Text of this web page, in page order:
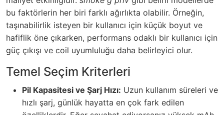
bu faktörlerin her biri farklı ağırlıkta olabilir. Örneğin,
taşınabilirlik isteyen bir kullanıcı için küçük boyut ve
hafiflik öne çıkarken, performans odaklı bir kullanıcı için
güç çıkışı ve coil uyumluluğu daha belirleyici olur.
Temel Seçim Kriterleri
Pil Kapasitesi ve Şarj Hızı: Uzun kullanım süreleri ve
hızlı şarj, günlük hayatta en çok fark edilen